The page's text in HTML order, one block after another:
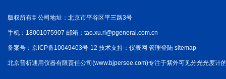
版权所有© 公司地址：北京市平谷区平三路3号
手机：18001075907 邮箱： tao.xu.rl@pgeneral.com.cn
备案号： 京ICP备10049403号-12 技术支持： 仪表网 管理登陆 sitemap
北京普析通用仪器有限责任公司(www.bjpersee.com)专注于紫外可见分光光度计